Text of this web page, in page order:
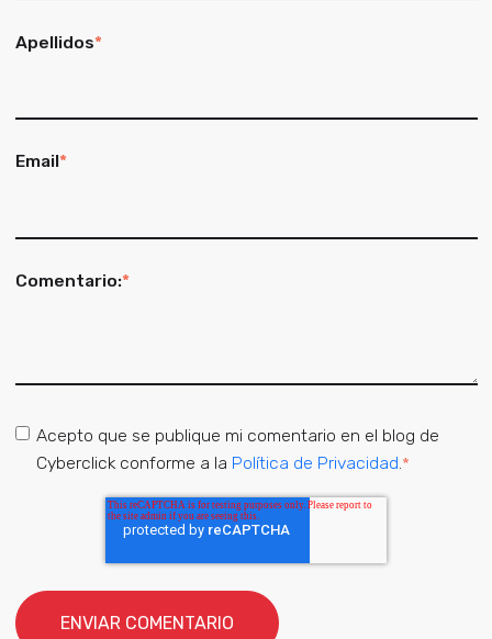
Apellidos*
Email*
Comentario:*
Acepto que se publique mi comentario en el blog de
Cyberclick conforme a la Política de Privacidad *